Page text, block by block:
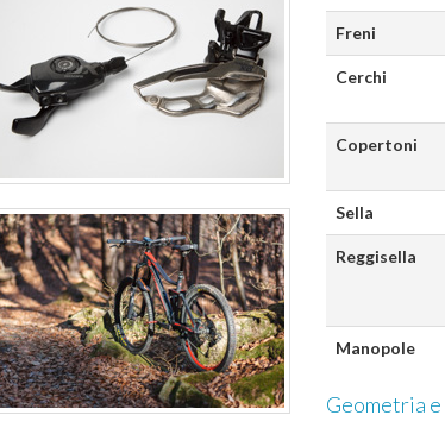
Freni
Cerchi
Copertoni
Sella
Reggisella
Manopole
Geometria